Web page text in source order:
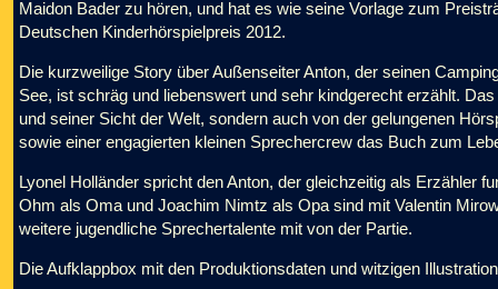
Maidon Bader zu hören, und hat es wie seine Vorlage zum
Deutschen Kinderhörspielpreis 2012.
Die kurzweilige Story über Außenseiter Anton, der seinen
See, ist schräg und liebenswert und sehr kindgerecht erzählt.
und seiner Sicht der Welt, sondern auch von der gelungenen
sowie einer engagierten kleinen Sprechercrew das Buch zum
Lyonel Holländer spricht den Anton, der gleichzeitig als Erzähler
Ohm als Oma und Joachim Nimtz als Opa sind mit Valentin
weitere jugendliche Sprechertalente mit von der Partie.
Die Aufklappbox mit den Produktionsdaten und witzigen